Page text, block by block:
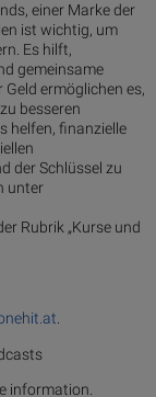
einer Marke der
ist wichtig, um
Es hilft,
gemeinsame
ermöglichen es,
besseren
helfen, finanzielle
der Schlüssel zu
unter
Rubrik „Kurse und
.
information.